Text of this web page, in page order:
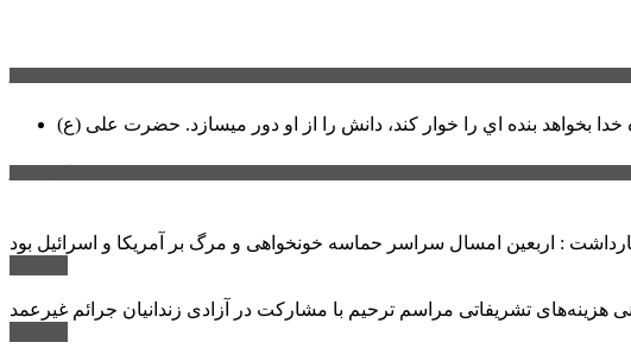
خدا بخواهد بنده اي را خوار كند، دانش را از او دور میسازد. حضرت علی (ع)
هزینه‌های تشریفاتی مراسم ترحیم با مشارکت در آزادی زندانیان جرائم غیرعمد